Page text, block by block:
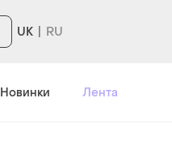
UK
Новинки Лента